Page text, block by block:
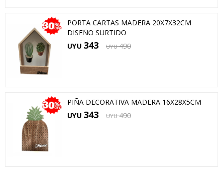
PORTA CARTAS MADERA 20X7X32CM
DISEÑO SURTIDO
UYU 343 UYU 490
PIÑA DECORATIVA MADERA 16X28X5CM
UYU 343 UYU 490